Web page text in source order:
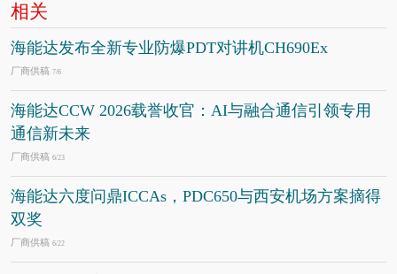
相关
海能达发布全新专业防爆PDT对讲机CH690Ex
厂商供稿 7/6
海能达CCW 2026载誉收官：AI与融合通信引领专用
通信新未来
厂商供稿 6/23
海能达六度问鼎ICCAs，PDC650与西安机场方案摘得
双奖
厂商供稿 6/22